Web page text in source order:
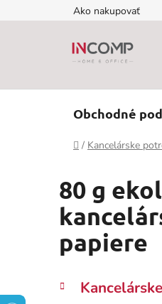
na
Ako nakupovať
Obchodné
Domov
/ Kancelárske
80 g
papiere
BPreskočiť
kategórie
K
a